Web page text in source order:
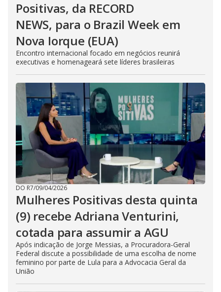
Positivas, da RECORD
NEWS, para o Brazil Week em
Nova Iorque (EUA)
Encontro internacional focado em negócios reunirá
executivas e homenageará sete líderes brasileiras
DO R7/09/04/2026
Mulheres Positivas desta quinta
(9) recebe Adriana Venturini,
cotada para assumir a AGU
Após indicação de Jorge Messias, a Procuradora-Geral
Federal discute a possibilidade de uma escolha de nome
feminino por parte de Lula para a Advocacia Geral da
União